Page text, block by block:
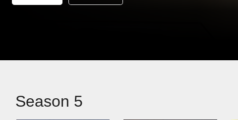
Season 5